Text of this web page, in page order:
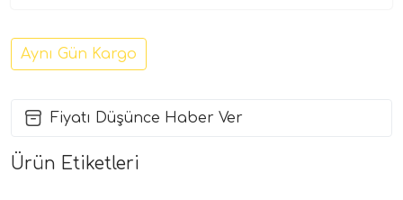
Aynı Gün Kargo
Fiyatı Düşünce Haber Ver
Ürün Etiketleri